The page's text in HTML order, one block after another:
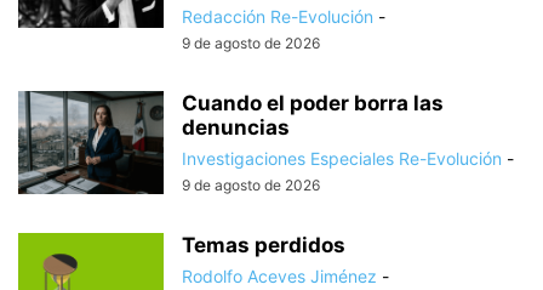
Redacción Re-Evolución -
9 de agosto de 2026
Cuando el poder borra las
denuncias
Investigaciones Especiales Re-Evolución -
9 de agosto de 2026
Temas perdidos
Rodolfo Aceves Jiménez -